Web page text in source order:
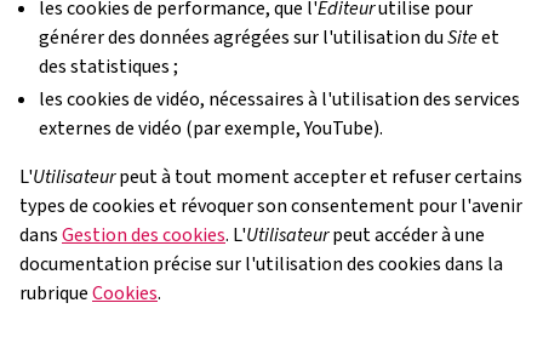
les cookies de performance, que l'Éditeurutilise pour
générer des données agrégées sur l'utilisation duSiteet
des statistiques ;
les cookies de vidéo, nécessaires à l'utilisation des services
externes de vidéo (par exemple, YouTube).
L'Utilisateurpeut à tout moment accepter et refuser certains
types de cookies et révoquer son consentement pour l'avenir
dansGestion des cookies. L'Utilisateurpeut accéder à une
documentation précise sur l'utilisation des cookies dans la
rubriqueCookies.